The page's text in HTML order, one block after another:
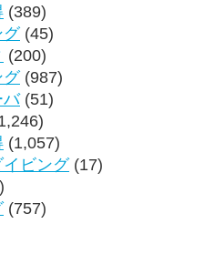
(389)
グ(45)
(200)
グ(987)
バ(51)
(1,057)
イビング(17)
(757)